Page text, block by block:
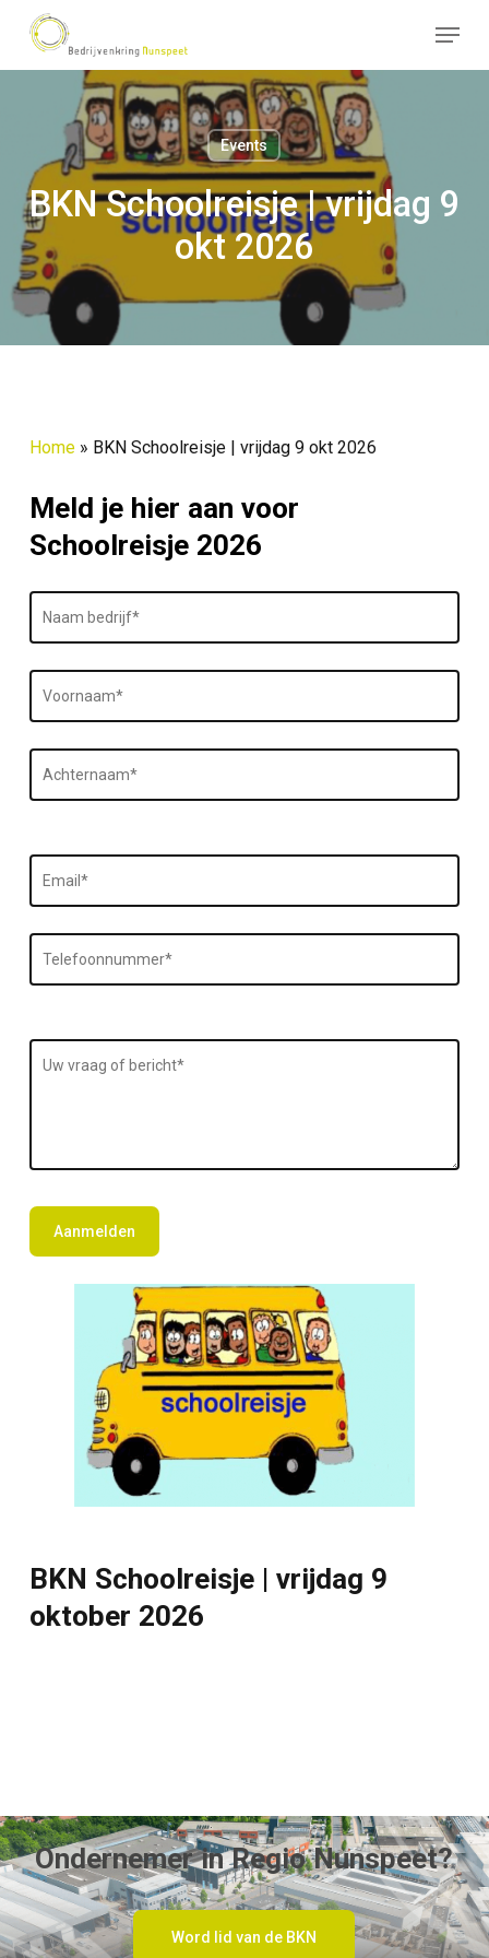
main
Menu
Events
BKN Schoolreisje | vrijdag 9
okt 2026
Home» BKN Schoolreisje | vrijdag 9 okt 2026
Meld je hier aan voor
Schoolreisje 2026
BKN Schoolreisje | vrijdag 9
oktober 2026
Ondernemer in Regio Nunspeet?
Word lid van de BKN
Close